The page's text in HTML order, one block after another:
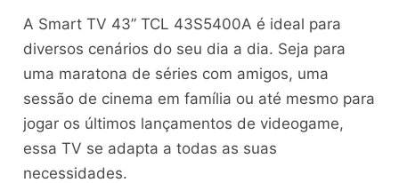
A Smart TV 43” TCL 43S5400A é ideal para
diversos cenários do seu dia a dia. Seja para
uma maratona de séries com amigos, uma
sessão de cinema em família ou até mesmo para
jogar os últimos lançamentos de videogame,
essa TV se adapta a todas as suas
necessidades.